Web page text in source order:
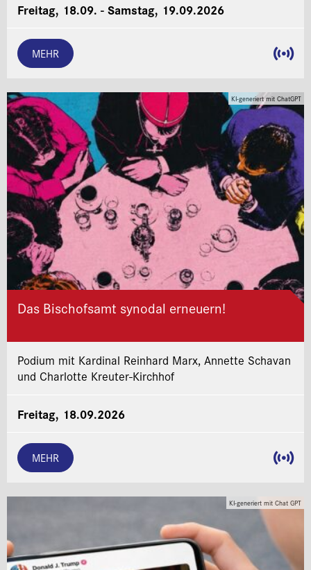
Freitag, 18.09. - Samstag, 19.09.2026
MEHR
KI-generiert mit ChatGPT
Das Bischofsamt synodal erneuern!
Podium mit Kardinal Reinhard Marx, Annette Schavan
und Charlotte Kreuter-Kirchhof
Freitag, 18.09.2026
MEHR
KI-generiert mit Chat GPT